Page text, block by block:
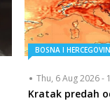
BOSNA I
Thu, 6 Aug 2026 -
Kratak predah